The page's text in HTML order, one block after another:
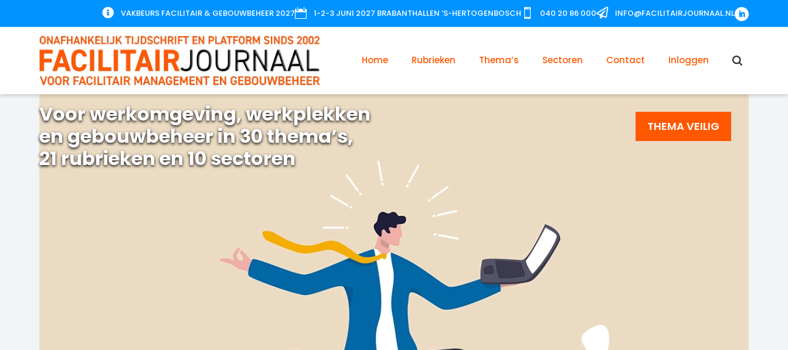
 VAKBEURS FACILITAIR & GEBOUWBEHEER 2027 1-2-3 JUNI 2027 BRABANTHALLEN ’S-HERTOGENBOSCH  040 20 86 000 INFO@FACILITAIRJOURNAAL.NL
Home Rubrieken Thema’s Sectoren Contact Inloggen
Voor werkomgeving, werkplekken
en gebouwbeheer in 30 thema’s,
21 rubrieken en 10 sectoren
THEMA VEILIG